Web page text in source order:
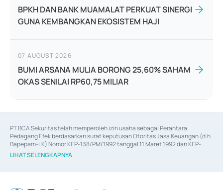
BPKH DAN BANK MUAMALAT PERKUAT SINERGI
GUNA KEMBANGKAN EKOSISTEM HAJI
07 AUGUST 2026
BUMI ARSANA MULIA BORONG 25,60% SAHAM
OKAS SENILAI RP60,75 MILIAR
PT BCA Sekuritas telah memperoleh izin usaha sebagai Perantara
Pedagang Efek berdasarkan surat keputusan Otoritas Jasa Keuangan (d.h
Bapepam-LK) Nomor KEP-138/PM/1992 tanggal 11 Maret 1992 dan KEP-
06/D.04/2014 tanggal 28 Februari 2014, izin usaha sebagai Penjamin Emisi
Efek berdasarkan surat keputusan Otoritas Jasa Keuangan Nomor KEP-
LIHAT SELENGKAPNYA